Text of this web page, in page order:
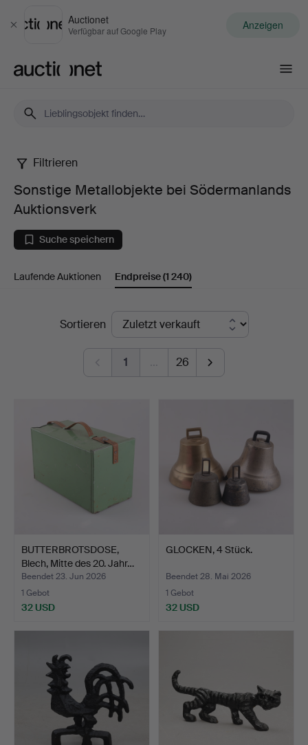
Schließen
Auctionet
Verfügbar auf Google Play Anzeigen
Sonstige
Metallobjekte
bei
Södermanlands
Filtrieren
Sonstige Metallobjekte bei Södermanlands
Auktionsverk
Suche speichern
Laufende Auktionen Endpreise(1 240)
EndpreiseSortieren
1 … 26
BUTTERBROTSDOSE,
Blech, Mitte des 20. Jahr…
Beendet 23. Jun 2026
1 Gebot
32 USD
GLOCKEN, 4 Stück.
Beendet 28. Mai 2026
1 Gebot
32 USD